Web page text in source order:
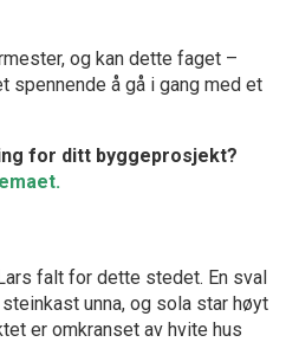
og kan dette faget –
spennende å gå i gang med et
for ditt byggeprosjekt?
falt for dette stedet. En sval
unna, og sola star høyt
er omkranset av hvite hus